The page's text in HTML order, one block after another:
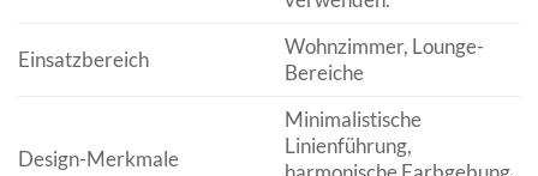
Einsatzbereich
Wohnzimmer, Lounge-
Bereiche
Design-Merkmale
Minimalistische
Linienführung,